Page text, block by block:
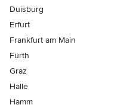
Duisburg
Erfurt
Frankfurt am Main
Fürth
Graz
Halle
Hamm